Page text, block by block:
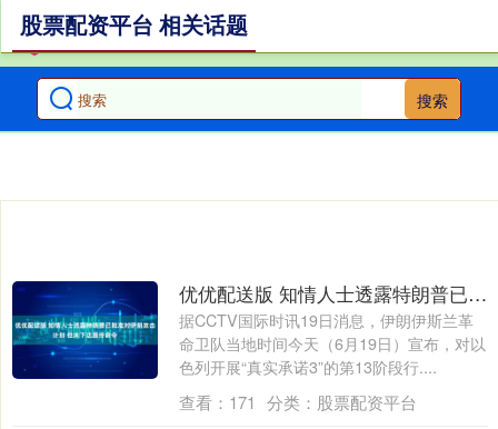
搜索
股票配资平台 相关话题
优优配送版 知情人士透露特朗普已批准对伊朗攻击计划 但未下达最终命令
据CCTV国际时讯19日消息，伊朗伊斯兰革
命卫队当地时间今天（6月19日）宣布，对以
色列开展“真实承诺3”的第13阶段行....
查看： 171 分类： 股票配资平台